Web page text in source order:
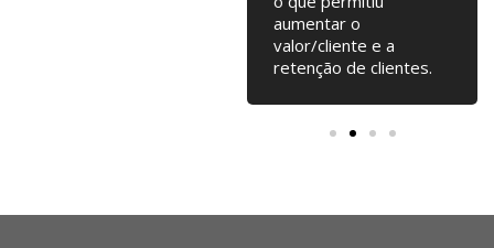
aumentar o
valor/cliente e a
retenção de clientes.